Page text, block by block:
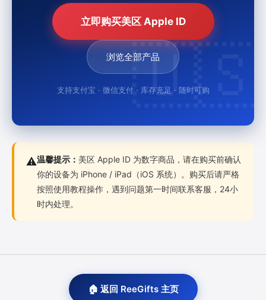
立即购买美区 Apple ID
浏览全部产品
支持支付宝 · 微信支付 · 库存充足 · 随时可购
⚠️温馨提示： 美区 Apple ID 为数字商品，请在购买前确认
你的设备为 iPhone / iPad（iOS 系统）。购买后请严格
按照使用教程操作，遇到问题第一时间联系客服，24小
时内处理。
🏠 返回 ReeGifts 主页